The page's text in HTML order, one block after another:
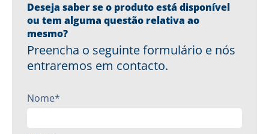
Deseja saber se o produto está disponível
ou tem alguma questão relativa ao
mesmo?
Preencha o seguinte formulário e nós
entraremos em contacto.
Nome*